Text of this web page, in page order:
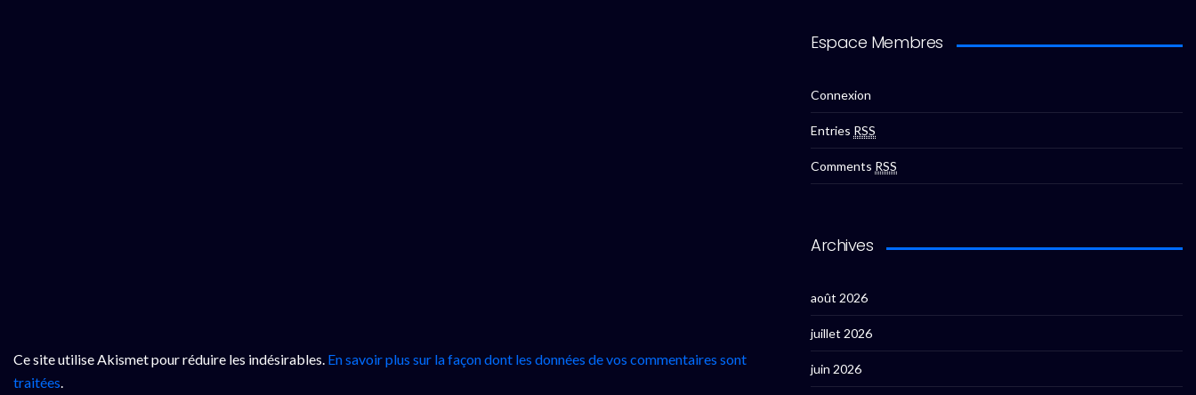
Ce site utilise Akismet pour réduire les indésirables. En savoir plus sur la façon dont les données de vos commentaires sont
traitées.
Espace Membres
Connexion
Entries RSS
Comments RSS
Archives
août 2026
juillet 2026
juin 2026